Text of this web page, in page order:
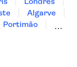
Algarve
Portimão